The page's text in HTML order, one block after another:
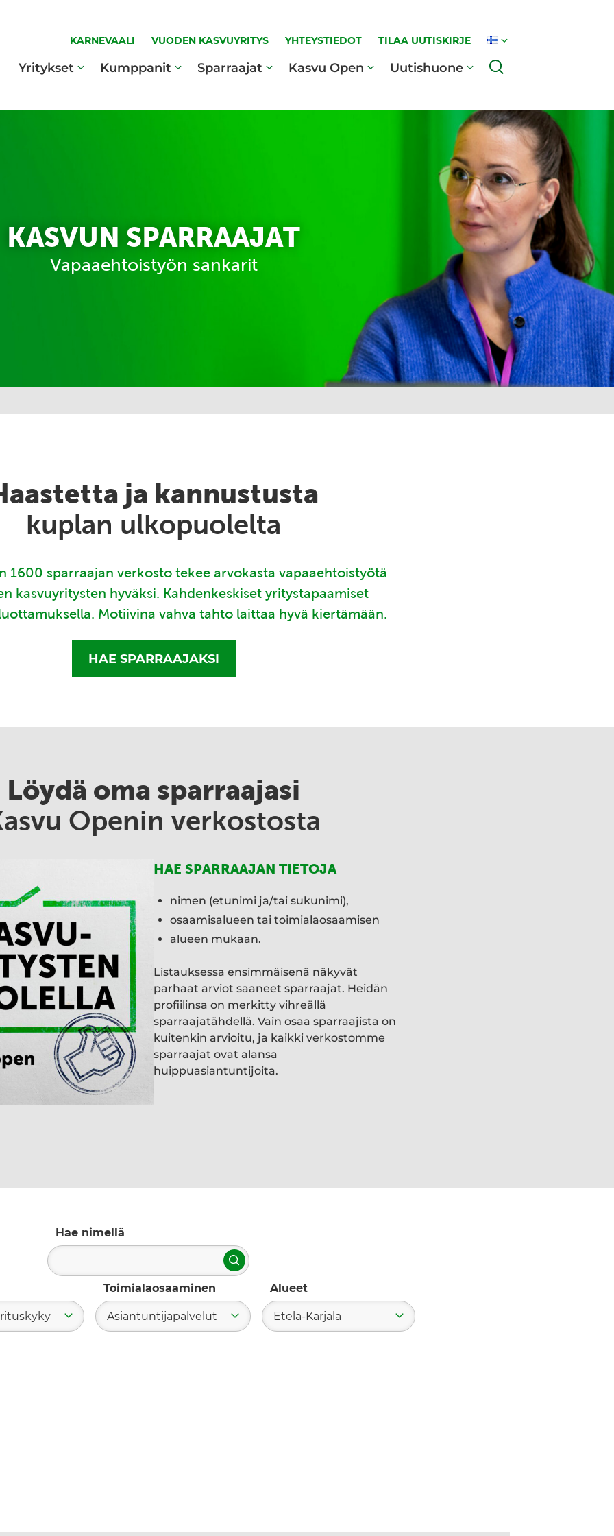
KARNEVAALI VUODEN KASVUYRITYS YHTEYSTIEDOT TILAA UUTISKIRJE
Yritykset Kumppanit Sparraajat Kasvu Open Uutishuone
KASVUN SPARRAAJAT
Vapaaehtoistyön sankarit
ja kannustusta
kuplan ulkopuolelta
1600 sparraajan verkosto tekee arvokasta vapaaehtoistyötä
kasvuyritysten hyväksi. Kahdenkeskiset yritystapaamiset
Motiivina vahva tahto laittaa hyvä kiertämään.
HAE SPARRAAJAKSI
Löydä oma sparraajasi
Openin verkostosta
HAE SPARRAAJAN TIETOJA
nimen (etunimi ja/tai sukunimi),
osaamisalueen tai toimialaosaamisen
alueen mukaan.
Listauksessa ensimmäisenä näkyvät
parhaat arviot saaneet sparraajat. Heidän
profiilinsa on merkitty vihreällä
sparraajatähdellä. Vain osaa sparraajista on
kuitenkin arvioitu, ja kaikki verkostomme
sparraajat ovat alansa
huippuasiantuntijoita.
Hae nimellä
Hae
Toimialaosaaminen
Asiantuntijapalvelut
Alueet
Etelä-Karjala